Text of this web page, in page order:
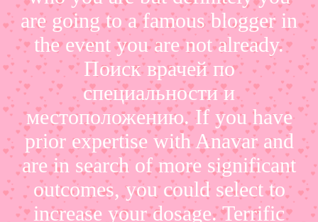
are going to a famous blogger in
the event you are not already.
Поиск врачей по
специальности и
местоположению. If you have
prior expertise with Anavar and
are in search of more significant
outcomes, you could select to
increase your dosage. Terrific